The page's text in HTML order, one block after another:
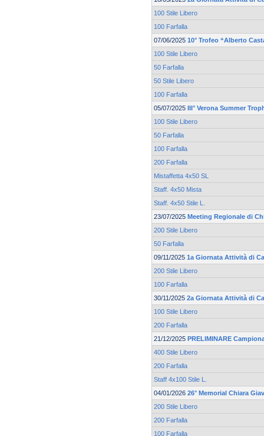
100 Stile Libero
100 Farfalla
07/06/2025 10° Trofeo “Alberto
100 Stile Libero
50 Farfalla
50 Stile Libero
100 Farfalla
05/07/2025 III° Verona Summer
100 Stile Libero
50 Farfalla
100 Farfalla
200 Farfalla
Mistaffetta 4x50 SL
Staff. 4x50 Mista
Staff. 4x50 Stile L.
23/07/2025 Meeting Regionale di
200 Stile Libero
50 Farfalla
09/11/2025 1a Giornata Attività di
200 Stile Libero
100 Farfalla
30/11/2025 2a Giornata Attività di
100 Stile Libero
200 Farfalla
21/12/2025 PRELIMINARE
400 Stile Libero
200 Farfalla
Staff 4x100 Stile L.
04/01/2026 26° Memorial Chiara
200 Stile Libero
200 Farfalla
100 Farfalla